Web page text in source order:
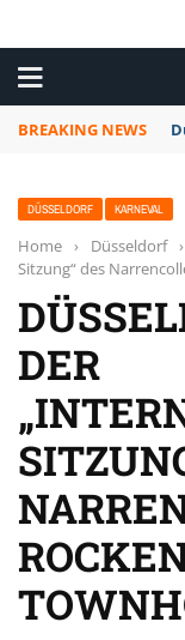
BREAKING NEWS
DÜSSELDORF KARNEVAL
Home › Düsseldorf ›
Sitzung“ des
DER